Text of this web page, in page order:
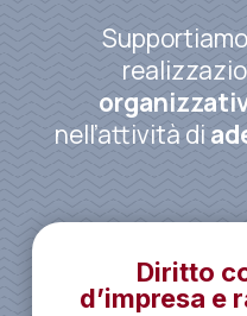
nell’attività di
Diritto
d’impresa e